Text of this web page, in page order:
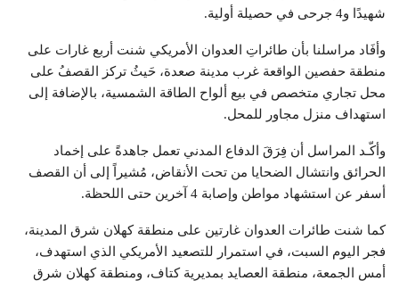
شهيدًا و4 جرحى في حصيلة أولية.
وأفَاد مراسلنا بأن طائراتِ العدوان الأمريكي شنت أربع غارات على
منطقة حفصين الواقعة غرب مدينة صعدة، حَيثُ تركز القصفُ على
محل تجاري متخصص في بيع ألواح الطاقة الشمسية، بالإضافة إلى
استهداف منزل مجاور للمحل.
وأكّـد المراسل أن فِرَقَ الدفاع المدني تعمل جاهدةً على إخماد
الحرائق وانتشال الضحايا من تحت الأنقاض، مُشيراً إلى أن القصف
أسفر عن استشهاد مواطن وإصابة 4 آخرين حتى اللحظة.
كما شنت طائرات العدوان غارتين على منطقة كهلان شرق المدينة،
فجر اليوم السبت، في استمرار للتصعيد الأمريكي الذي استهدف،
أمس الجمعة، منطقة العصايد بمديرية كتاف، ومنطقة كهلان شرق